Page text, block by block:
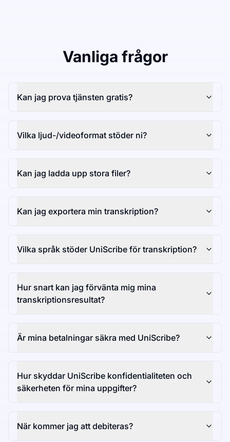
Vanliga frågor
Kan jag prova tjänsten gratis?
Vilka ljud-/videoformat stöder ni?
Kan jag ladda upp stora filer?
Kan jag exportera min transkription?
Vilka språk stöder UniScribe för transkription?
Hur snart kan jag förvänta mig mina
transkriptionsresultat?
Är mina betalningar säkra med UniScribe?
Hur skyddar UniScribe konfidentialiteten och
säkerheten för mina uppgifter?
När kommer jag att debiteras?